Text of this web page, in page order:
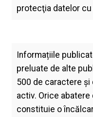
protecţia datelor
Informațiile
preluate de alte
500 de caractere
activ. Orice
constituie o